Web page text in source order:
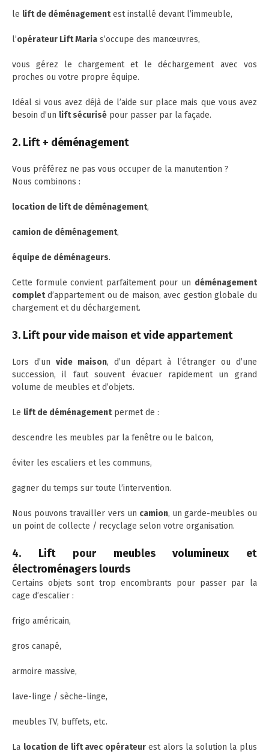
le lift de déménagementest installé devant l’immeuble,
l’opérateur Lift Maria s’occupe des manœuvres,
vous gérez le chargement et le déchargement avec vos
proches ou votre propre équipe.
Idéal si vous avez déjà de l’aide sur place mais que vous avez
besoin d’un lift sécurisé pour passer par la façade.
2. Lift + déménagement
Vous préférez ne pas vous occuper de la manutention ?
Nous combinons :
location de lift de déménagement,
camion de déménagement,
équipe de déménageurs.
Cette formule convient parfaitement pour un déménagement
completd’appartement ou de maison, avec gestion globale du
chargement et du déchargement.
3. Lift pour vide maison et vide appartement
Lors d’unvide maison, d’un départ à l’étranger ou d’une
succession, il faut souvent évacuer rapidement un grand
volume de meubles et d’objets.
Le lift de déménagementpermet de :
descendre les meubles par la fenêtre ou le balcon,
éviter les escaliers et les communs,
gagner du temps sur toute l’intervention.
Nous pouvons travailler vers un camion, un garde-meubles ou
un point de collecte / recyclage selon votre organisation.
4. Lift pour meubles volumineux et
électroménagers lourds
Certains objets sont trop encombrants pour passer par la
cage d’escalier :
frigo américain,
gros canapé,
armoire massive,
lave-linge / sèche-linge,
meubles TV, buffets, etc.
La location de lift avec opérateurest alors la solution la plus